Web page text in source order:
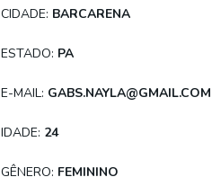
CIDADE: BARCARENA
ESTADO: PA
E-MAIL: GABS.NAYLA@GMAIL.COM
IDADE: 24
GÊNERO: FEMININO